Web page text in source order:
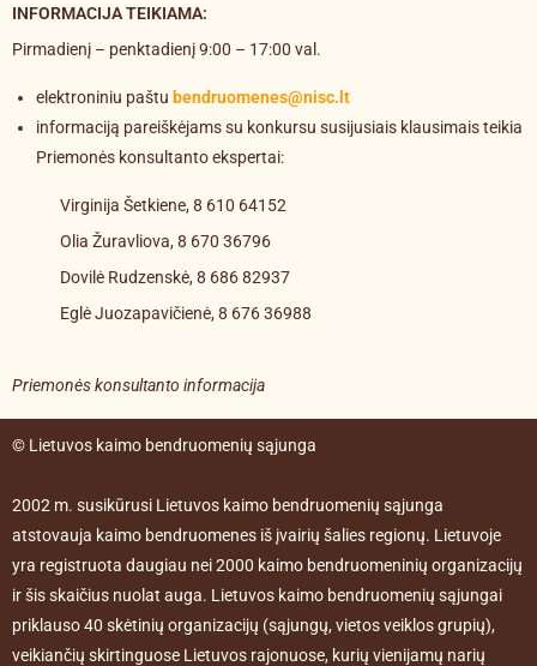
INFORMACIJA TEIKIAMA:
Pirmadienį – penktadienį 9:00 – 17:00 val.
elektroniniu paštu bendruomenes@nisc.lt
informaciją pareiškėjams su konkursu susijusiais klausimais teikia
Priemonės konsultanto ekspertai:
Virginija Šetkiene, 8 610 64152
Olia Žuravliova, 8 670 36796
Dovilė Rudzenskė, 8 686 82937
Eglė Juozapavičienė, 8 676 36988
Priemonės konsultanto informacija
© Lietuvos kaimo bendruomenių sąjunga
2002 m. susikūrusi Lietuvos kaimo bendruomenių sąjunga
atstovauja kaimo bendruomenes iš įvairių šalies regionų. Lietuvoje
yra registruota daugiau nei 2000 kaimo bendruomeninių organizacijų
ir šis skaičius nuolat auga. Lietuvos kaimo bendruomenių sąjungai
priklauso 40 skėtinių organizacijų (sąjungų, vietos veiklos grupių),
veikiančių skirtinguose Lietuvos rajonuose, kurių vienijamų narių